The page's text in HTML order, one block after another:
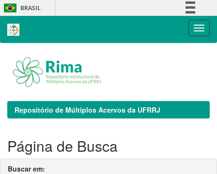
Skip
navigation
BRASIL
Repositório de Múltiplos Acervos da UFRRJ
Página de Busca
Buscar em: